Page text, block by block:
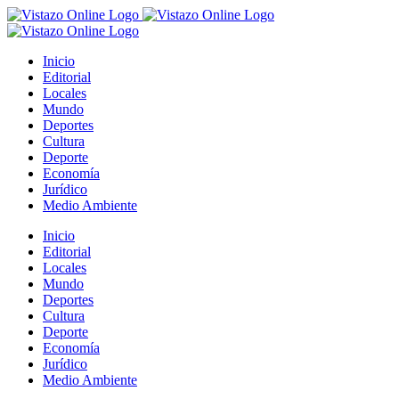
Saltar
al
Inicio
Editorial
Locales
Mundo
Deportes
Cultura
Deporte
Economía
Jurídico
Medio Ambiente
Inicio
Editorial
Locales
Mundo
Deportes
Cultura
Deporte
Economía
Jurídico
Medio Ambiente